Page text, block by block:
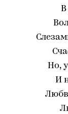
В
Но,
И